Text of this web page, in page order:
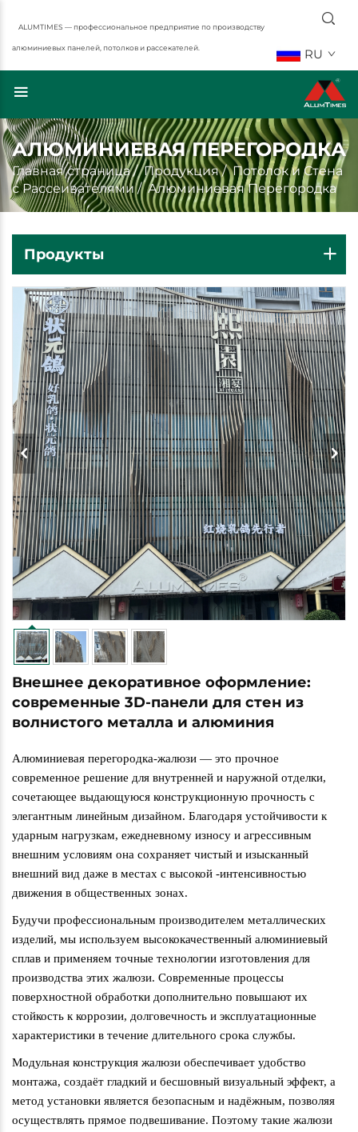
ALUMTIMES — профессиональное предприятие по производству
алюминиевых панелей, потолков и рассекателей. RU
АЛЮМИНИЕВАЯ ПЕРЕГОРОДКА
Главная страница/Продукция/Потолок и Стена
с Рассеивателями/Алюминиевая Перегородка
Продукты
Внешнее декоративное оформление:
современные 3D-панели для стен из
волнистого металла и алюминия
Алюминиевая перегородка-жалюзи — это прочное
современное решение для внутренней и наружной отделки,
сочетающее выдающуюся конструкционную прочность с
элегантным линейным дизайном. Благодаря устойчивости к
ударным нагрузкам, ежедневному износу и агрессивным
внешним условиям она сохраняет чистый и изысканный
внешний вид даже в местах с высокой ‑интенсивностью
движения в общественных зонах.
Будучи профессиональным производителем металлических
изделий, мы используем высококачественный алюминиевый
сплав и применяем точные технологии изготовления для
производства этих жалюзи. Современные процессы
поверхностной обработки дополнительно повышают их
стойкость к коррозии, долговечность и эксплуатационные
характеристики в течение длительного срока службы.
Модульная конструкция жалюзи обеспечивает удобство
монтажа, создаёт гладкий и бесшовный визуальный эффект, а
метод установки является безопасным и надёжным, позволяя
осуществлять прямое подвешивание. Поэтому такие жалюзи